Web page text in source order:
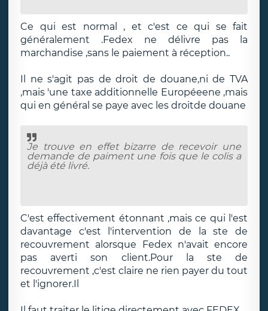
Ce qui est normal , et c'est ce qui se fait
généralement .Fedex ne délivre pas la
marchandise ,sans le paiement à réception..
Il ne s'agit pas de droit de douane,ni de TVA
,mais 'une taxe additionnelle Européeene ,mais
qui en général se paye avec les droitde douane
Je trouve en effet bizarre de recevoir une
demande de paiment une fois que le colis a
déjà été livré.
C'est effectivement étonnant ,mais ce qui l'est
davantage c'est l'intervention de la ste de
recouvrement alorsque Fedex n'avait encore
pas averti son client.Pour la ste de
recouvrement ,c'est claire ne rien payer du tout
et l'ignorer.Il